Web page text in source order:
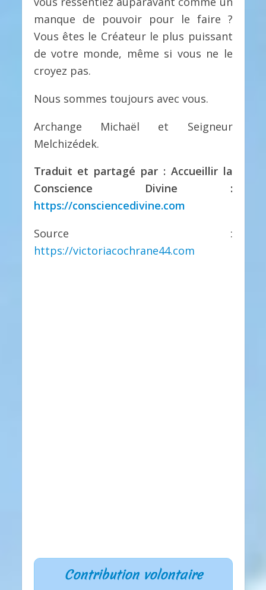
manque de pouvoir pour le faire ?
Vous êtes le Créateur le plus puissant
de votre monde, même si vous ne le
croyez pas.
Nous sommes toujours avec vous.
Archange Michaël et Seigneur
Melchizédek.
Traduit et partagé par : Accueillir la
Conscience Divine :
https://consciencedivine.com
Source :
https://victoriacochrane44.com
Contribution volontaire